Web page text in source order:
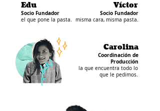
Edu Víctor
Socio Fundador Socio Fundador
el que pone la pasta. misma cara, misma pasta.
Carolina
Coordinación de
Producción
la que encuentra todo lo
que le pedimos.